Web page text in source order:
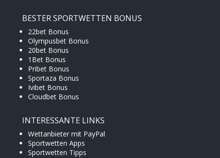
BESTER SPORTWETTEN BONUS
22bet Bonus
Olympusbet Bonus
20bet Bonus
1Bet Bonus
Pribet Bonus
Sportaza Bonus
Ivibet Bonus
Cloudbet Bonus
INTERESSANTE LINKS
Wettanbieter mit PayPal
Sportwetten Apps
Sportwetten Tipps